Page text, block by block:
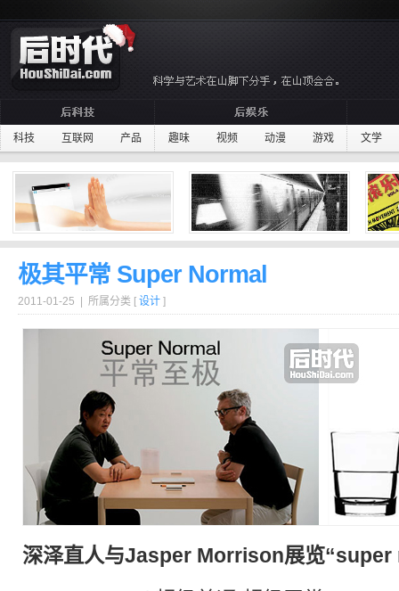
科技 互联网 产品 趣味 视频 动漫 游戏 文学
极其平常 Super Normal
2011-01-25 | 所属分类 [ 设计 ]
深泽直人与Jasper Morrison展览“super